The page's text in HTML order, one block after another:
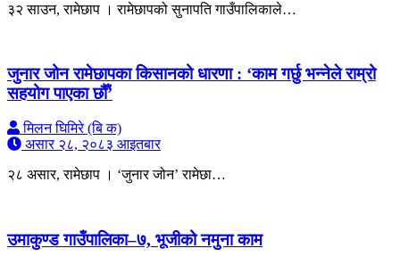
३२ साउन, रामेछाप । रामेछापको सुनापति गाउँपालिकाले…
जुनार जोन रामेछापका किसानको धारणा : ‘काम गर्छु भन्नेले राम्रो
सहयोग पाएका छौँ’
मिलन घिमिरे (बि क)
असार २८, २०८३ आइतबार
२८ असार, रामेछाप । ‘जुनार जोन’ रामेछा…
उमाकुण्ड गाउँपालिका–७, भूजीको नमुना काम